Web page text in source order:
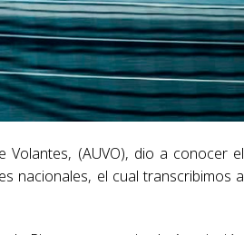
(AUVO), dio a conocer el
nacionales, el cual transcribimos a